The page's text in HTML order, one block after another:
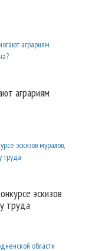
аграриям
эскизов
труда